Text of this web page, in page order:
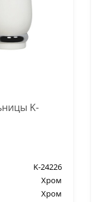
K-
K-24226
Хром
Хром